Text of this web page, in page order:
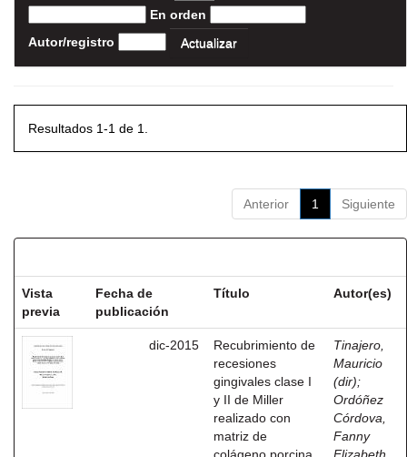
En orden
Autor/registro
Resultados 1-1 de 1.
Anterior 1 Siguiente
Vista
previa
Fecha de
publicación
Título Autor(es)
dic-2015
Recubrimiento de
recesiones
gingivales clase I
y II de Miller
realizado con
matriz de
Tinajero,
Mauricio
(dir);
Ordóñez
Córdova,
Fanny